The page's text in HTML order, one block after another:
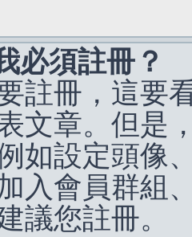
必須註冊？
註冊，這要
文章。但是
如設定頭像
入會員群組
議您註冊。